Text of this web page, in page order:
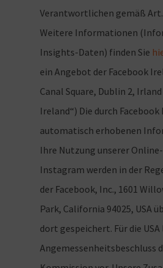
Verantwortlichen gemäß Art.
Weitere Informationen
Insights-Daten) finden Sie
ein Angebot der Facebook
Canal Square, Dublin 2,
Ireland“) Die durch Facebook
automatisch erhobenen
Ihre Nutzung unserer
Instagram werden in der
der Facebook, Inc., 1601
Park, California 94025, USA
dort gespeichert. Für die
Angemessenheitsbeschluss